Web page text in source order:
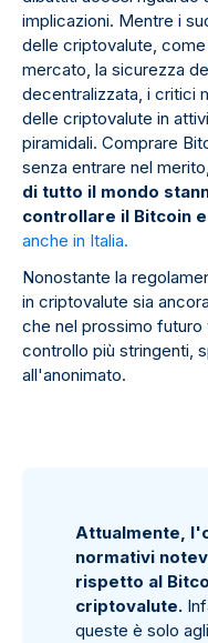
implicazioni. Mentre i
delle criptovalute,
mercato, la sicurezza
decentralizzata, i critici
delle criptovalute in
piramidali. Comprare
senza entrare nel merito,
di tutto il mondo
controllare il Bitcoin
anche in Italia.
Nonostante la
in criptovalute sia
che nel prossimo
controllo più stringenti,
all'anonimato.
Attualmente,
normativi
rispetto al
criptovalute.
queste è solo